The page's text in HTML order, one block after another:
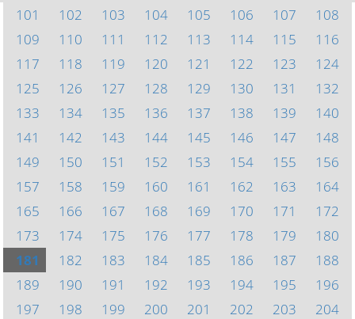
101
102 103 104 105 106 107
108
109
110 111 112 113 114 115
116
117
118 119 120 121 122 123
124
125
126 127 128 129 130 131
132
133
134 135 136 137 138 139
140
141
142 143 144 145 146 147
148
149
150 151 152 153 154 155
156
157
158 159 160 161 162 163
164
165
166 167 168 169 170 171
172
173
174 175 176 177 178 179
180
181
182 183 184 185 186 187
188
189
190 191 192 193 194 195
196
197
198 199 200 201 202 203
204